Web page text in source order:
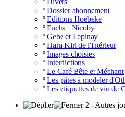
º Divers
º Dossier abonnement
º Editions Hoëbeke
º Fuchs - Nicoby
º Gebe et Lepinay
º Hara-Kiri de l'intérieur
º Images choisies
º Interdictions
º Le Café Bête et Méchant
º Les pâtes à modeler
º Les étiquettes de vin de
2 - Autres